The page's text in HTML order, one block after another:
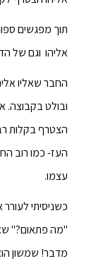
תוך מפגשים
אליהו וגם של
החבר שאליו
ובולט בקבוצה.
הצטרף בקלות
העז- כמו רוב
עצמו.
כשניסיתי
"מה פתאום?"
מדבר! שמשון